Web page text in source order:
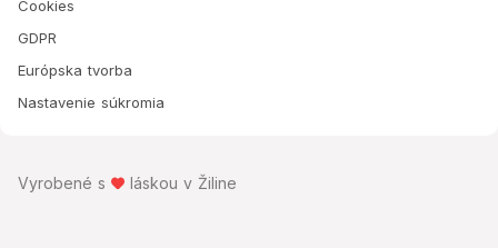
Cookies
GDPR
Európska tvorba
Nastavenie súkromia
Vyrobené s láskou v Žiline